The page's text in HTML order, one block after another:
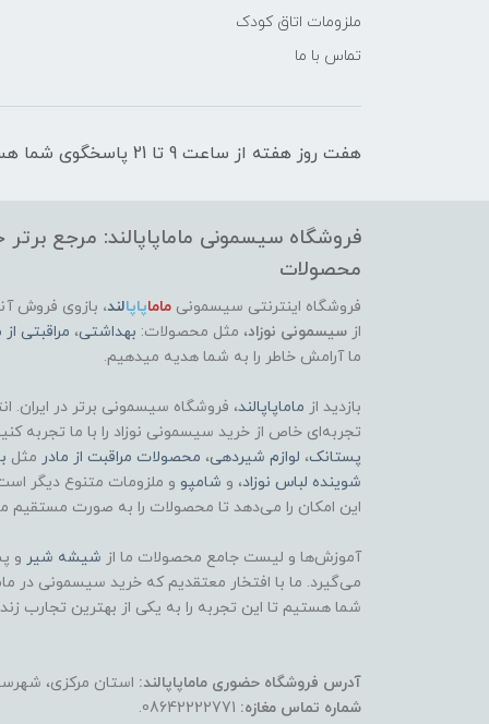
ملزومات اتاق کودک
تماس با ما
هفت روز هفته از ساعت 9 تا 21 پاسخگوی شما هستیم
فروشگاه سیسمونی ماماپاپالند: مرجع برتر
محصولات
فروشگاه اینترنتی سیسمونی ماماپاپالند، بازوی فروش
از سیسمونی نوزاد، مثل محصولات: بهداشتی، مراقبتی از
ما آرامش خاطر را به شما هدیه میدهیم.
بازدید از ماماپاپالند، فروشگاه سیسمونی برتر در ایران.
تجربه‌ای خاص از خرید سیسمونی نوزاد را با ما تجربه
پستانک، لوازم شیردهی، محصولات مراقبت از مادر مثل
شوینده لباس نوزاد، و شامپو و ملزومات متنوع دیگر
این امکان را می‌دهد تا محصولات را به صورت مستقیم
آموزش‌ها و لیست جامع محصولات ما از شیشه شیر و
می‌گیرد. ما با افتخار معتقدیم که خرید سیسمونی در
شما هستیم تا این تجربه را به یکی از بهترین تجارب
آدرس فروشگاه حضوری ماماپاپالند: استان مرکزی،
شماره تماس مغازه: